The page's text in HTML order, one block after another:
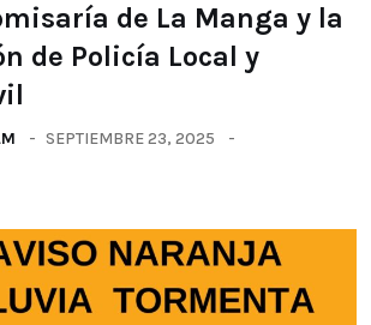
de La Manga y la
de Policía Local y
SEPTIEMBRE 23, 2025